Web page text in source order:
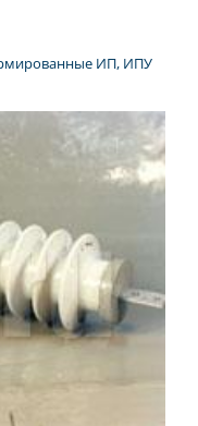
ИП, ИПУ